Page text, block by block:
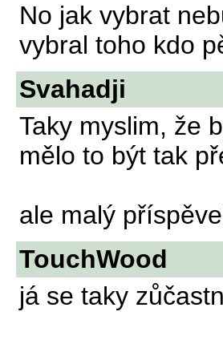
No jak vybrat
vybral toho kdo
Svahadji
Taky myslim, že
mělo to být tak
ale malý
TouchWood
já se taky